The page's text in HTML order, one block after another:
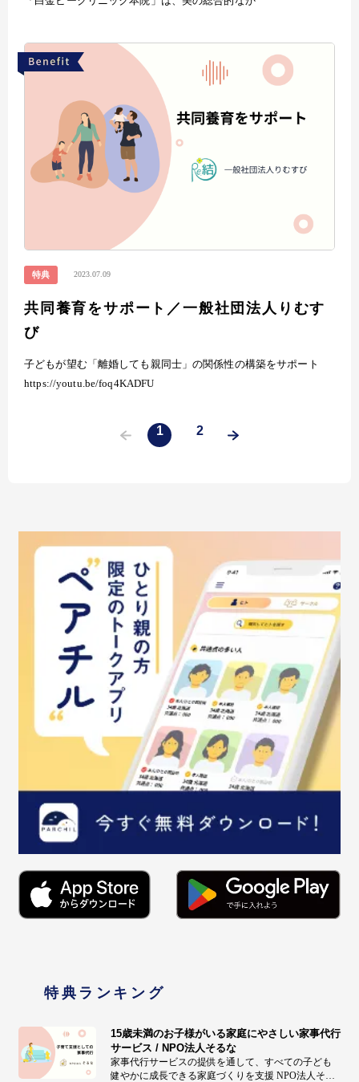
特典 2023.07.09
共同養育をサポート／一般社団法人りむす
び
子どもが望む「離婚しても親同士」の関係性の構築をサポート
https://youtu.be/foq4KADFU
1 2
特典ランキング
15歳未満のお子様がいる家庭にやさしい家事代行
サービス / NPO法人そるな
家事代行サービスの提供を通して、すべての子ども
健やかに成長できる家庭づくりを支援 NPO法人そる